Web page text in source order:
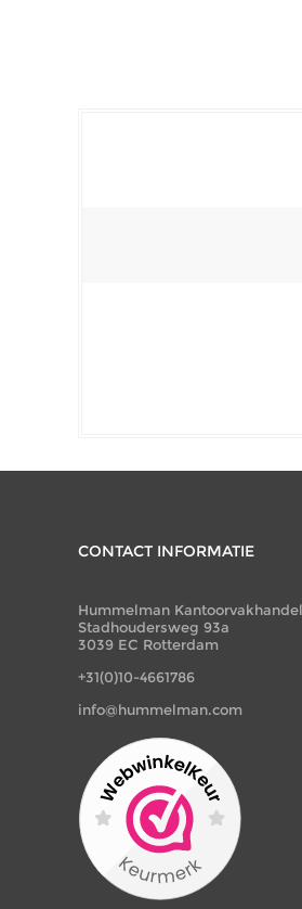
CONTACT INFORMATIE
Hummelman Kantoorvakhandel
Stadhoudersweg 93a
3039 EC Rotterdam
+31(0)10-4661786
info@hummelman.com